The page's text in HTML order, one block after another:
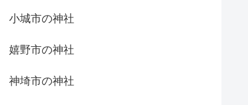
小城市の神社
嬉野市の神社
神埼市の神社